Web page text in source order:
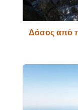
Δάσος από